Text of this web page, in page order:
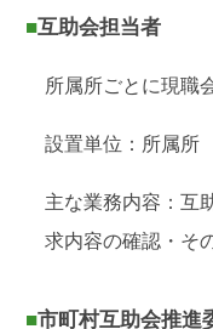
■互助会担当者
所属所ごとに現職
設置単位：所属所
主な業務内容：互
求内容の確認・そ
■市町村互助会推進